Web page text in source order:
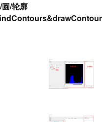
圆/轮廓